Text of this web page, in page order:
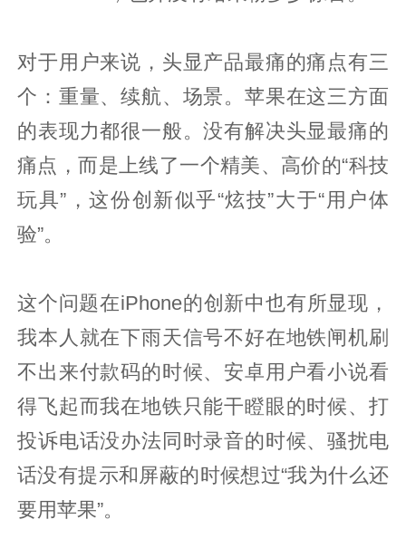
对于用户来说，头显产品最痛的痛点有三
个：重量、续航、场景。苹果在这三方面
的表现力都很一般。没有解决头显最痛的
痛点，而是上线了一个精美、高价的“科技
玩具”，这份创新似乎“炫技”大于“用户体
验”。
这个问题在iPhone的创新中也有所显现，
我本人就在下雨天信号不好在地铁闸机刷
不出来付款码的时候、安卓用户看小说看
得飞起而我在地铁只能干瞪眼的时候、打
投诉电话没办法同时录音的时候、骚扰电
话没有提示和屏蔽的时候想过“我为什么还
要用苹果”。